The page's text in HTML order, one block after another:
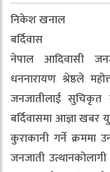
निकेश खनाल
बर्दिवास
नेपाल आदिवासी
धननारायण श्रेष्ठले
जनजातीलाई सुचिकृत
बर्दिवासमा आज्ञा
कुराकानी गर्ने क्रममा
जनजाती